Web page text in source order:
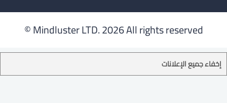
Mindluster LTD.2026 All rights reserved ©
إخفاء جميع الإعلانات